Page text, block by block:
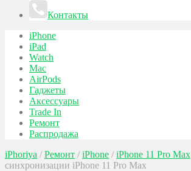
Контакты
iPhone
iPad
Watch
Mac
AirPods
Гаджеты
Аксессуары
Trade In
Ремонт
Распродажа
iPhoriya / Ремонт / iPhone / iPhone 11 Pro Max
синхронизации iPhone 11 Pro Max